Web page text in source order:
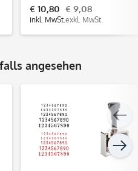
€ 10,80
inkl. MwSt.
€ 9,08
exkl. MwSt.
angesehen